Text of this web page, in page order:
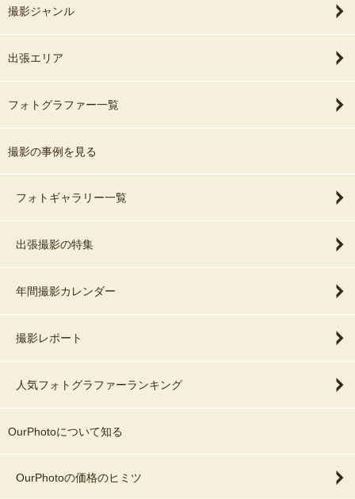
撮影ジャンル
出張エリア
フォトグラファー一覧
撮影の事例を見る
フォトギャラリー一覧
出張撮影の特集
年間撮影カレンダー
撮影レポート
人気フォトグラファーランキング
OurPhotoについて知る
OurPhotoの価格のヒミツ